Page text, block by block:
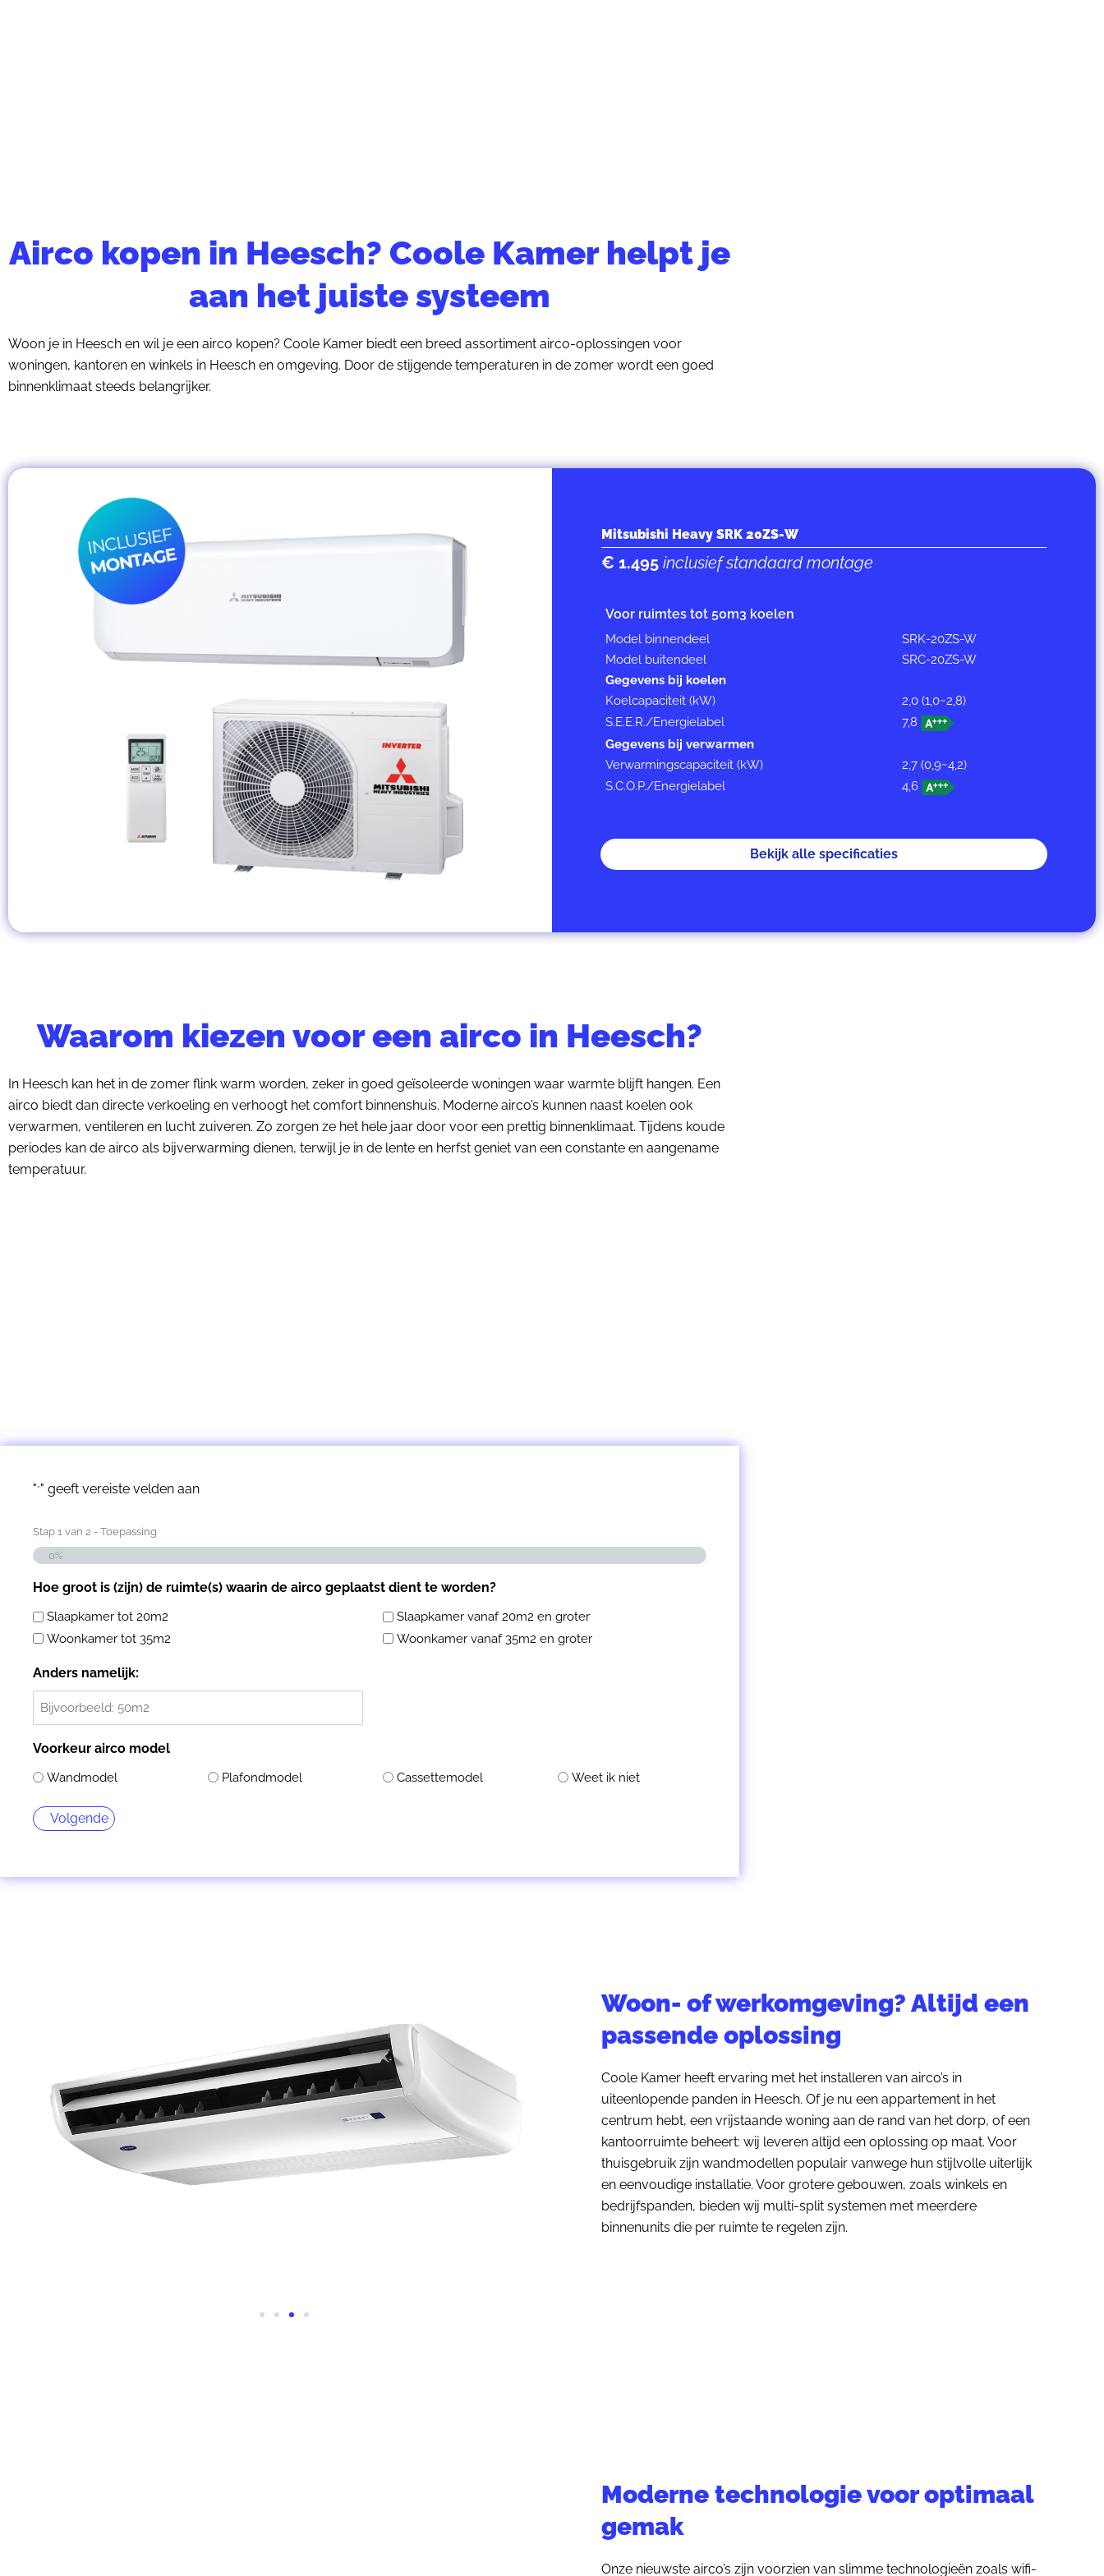
Airco kopen in Heesch? Coole Kamer helpt je
aan het juiste systeem
Woon je in Heesch en wil je een airco kopen? Coole Kamer biedt een breed assortiment airco-oplossingen voor
woningen, kantoren en winkels in Heesch en omgeving. Door de stijgende temperaturen in de zomer wordt een goed
binnenklimaat steeds belangrijker.
Mitsubishi Heavy SRK 20ZS-W
€ 1.495 inclusief standaard montage
Voor ruimtes tot 50m3 koelen
Model binnendeel
SRK-20ZS-W
Model buitendeel
SRC-20ZS-W
Gegevens bij koelen
Koelcapaciteit (kW)
2,0 (1,0~2,8)
S.E.E.R./Energielabel
7,8
Gegevens bij verwarmen
Verwarmingscapaciteit (kW)
2,7 (0,9~4,2)
S.C.O.P./Energielabel
4,6
Bekijk alle specificaties
Waarom kiezen voor een airco in Heesch?
In Heesch kan het in de zomer flink warm worden, zeker in goed geïsoleerde woningen waar warmte blijft hangen. Een
airco biedt dan directe verkoeling en verhoogt het comfort binnenshuis. Moderne airco’s kunnen naast koelen ook
verwarmen, ventileren en lucht zuiveren. Zo zorgen ze het hele jaar door voor een prettig binnenklimaat. Tijdens koude
periodes kan de airco als bijverwarming dienen, terwijl je in de lente en herfst geniet van een constante en aangename
temperatuur.
"*" geeft vereiste velden aan
Stap 1 van 2 - Toepassing
0%
Hoe groot is (zijn) de ruimte(s) waarin de airco geplaatst dient te worden?
Slaapkamer tot 20m2
Slaapkamer vanaf 20m2 en groter
Woonkamer tot 35m2
Woonkamer vanaf 35m2 en groter
Anders namelijk:
Voorkeur airco model
Wandmodel Plafondmodel Cassettemodel Weet ik niet
Woon- of werkomgeving? Altijd een
passende oplossing
Coole Kamer heeft ervaring met het installeren van airco’s in
uiteenlopende panden in Heesch. Of je nu een appartement in het
centrum hebt, een vrijstaande woning aan de rand van het dorp, of een
kantoorruimte beheert: wij leveren altijd een oplossing op maat. Voor
thuisgebruik zijn wandmodellen populair vanwege hun stijlvolle uiterlijk
en eenvoudige installatie. Voor grotere gebouwen, zoals winkels en
bedrijfspanden, bieden wij multi-split systemen met meerdere
binnenunits die per ruimte te regelen zijn.
Moderne technologie voor optimaal
gemak
Onze nieuwste airco’s zijn voorzien van slimme technologieën zoals wifi-